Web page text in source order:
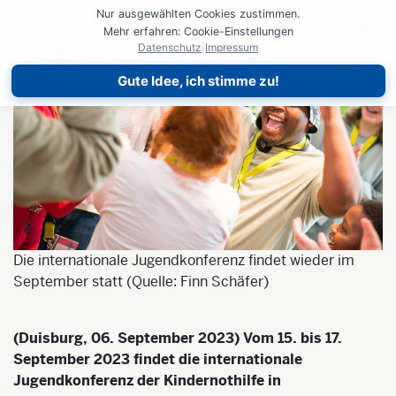
Nur ausgewählten Cookies zustimmen.
Mehr erfahren: Cookie-Einstellungen
Datenschutz Impressum
Gute Idee, ich stimme zu!
Die internationale Jugendkonferenz findet wieder im
September statt (Quelle: Finn Schäfer)
(Duisburg, 06. September 2023) Vom 15. bis 17.
September 2023 findet die internationale
Jugendkonferenz der Kindernothilfe in